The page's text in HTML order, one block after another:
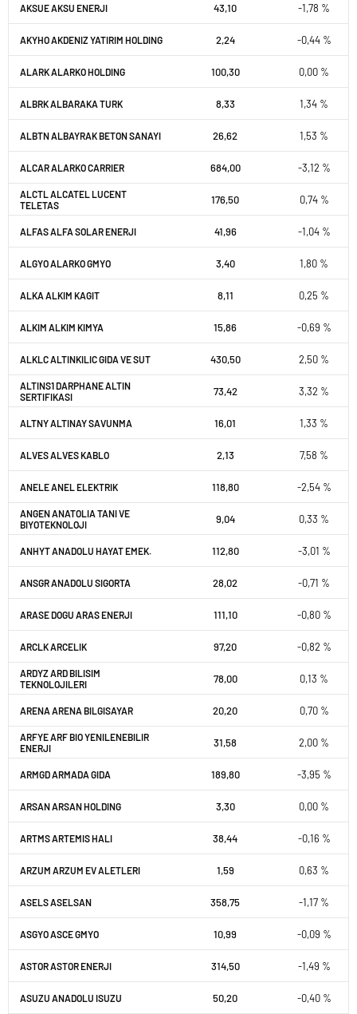
AKSUE AKSU ENERJI 43,10 -1,78 %
AKYHO AKDENIZ YATIRIM HOLDING 2,24 -0,44 %
ALARK ALARKO HOLDING 100,30 0,00 %
ALBRK ALBARAKA TURK 8,33 1,34 %
ALBTN ALBAYRAK BETON SANAYI 26,62 1,53 %
ALCAR ALARKO CARRIER 684,00 -3,12 %
ALCTL ALCATEL LUCENT
TELETAS
176,50 0,74 %
ALFAS ALFA SOLAR ENERJI 41,96 -1,04 %
ALGYO ALARKO GMYO 3,40 1,80 %
ALKA ALKIM KAGIT 8,11 0,25 %
ALKIM ALKIM KIMYA 15,86 -0,69 %
ALKLC ALTINKILIC GIDA VE SUT 430,50 2,50 %
ALTINS1 DARPHANE ALTIN
SERTIFIKASI
73,42 3,32 %
ALTNY ALTINAY SAVUNMA 16,01 1,33 %
ALVES ALVES KABLO 2,13 7,58 %
ANELE ANEL ELEKTRIK 118,80 -2,54 %
ANGEN ANATOLIA TANI VE
BIYOTEKNOLOJI
9,04 0,33 %
ANHYT ANADOLU HAYAT EMEK. 112,80 -3,01 %
ANSGR ANADOLU SIGORTA 28,02 -0,71 %
ARASE DOGU ARAS ENERJI 111,10 -0,80 %
ARCLK ARCELIK 97,20 -0,82 %
ARDYZ ARD BILISIM
TEKNOLOJILERI
78,00 0,13 %
ARENA ARENA BILGISAYAR 20,20 0,70 %
ARFYE ARF BIO YENILENEBILIR
ENERJI
31,58 2,00 %
ARMGD ARMADA GIDA 189,80 -3,95 %
ARSAN ARSAN HOLDING 3,30 0,00 %
ARTMS ARTEMIS HALI 38,44 -0,16 %
ARZUM ARZUM EV ALETLERI 1,59 0,63 %
ASELS ASELSAN 358,75 -1,17 %
ASGYO ASCE GMYO 10,99 -0,09 %
ASTOR ASTOR ENERJI 314,50 -1,49 %
ASUZU ANADOLU ISUZU 50,20 -0,40 %